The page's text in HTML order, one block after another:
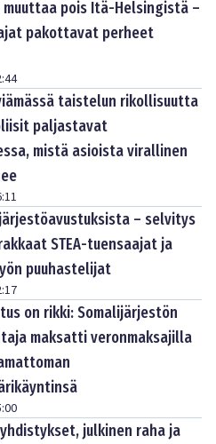
pois Itä-Helsingistä –
pakottavat perheet
taistelun rikollisuutta
paljastavat
mistä asioista virallinen
– selvitys
STEA-tuensaajat ja
puuhastelijat
on rikki: Somalijärjestön
maksatti veronmaksajilla
julkinen raha ja